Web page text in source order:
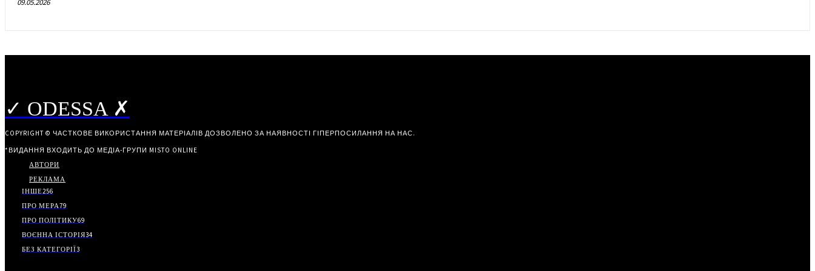
09.05.2026
✓ ODESSA ✗
COPYRIGHT © ЧАСТКОВЕ ВИКОРИСТАННЯ МАТЕРІАЛІВ ДОЗВОЛЕНО ЗА НАЯВНОСТІ ГІПЕРПОСИЛАННЯ НА НАС.
*ВИДАННЯ ВХОДИТЬ ДО МЕДІА-ГРУПИ MISTO ONLINE
АВТОРИ
РЕКЛАМА
ІНШЕ256
ПРО МЕРА79
ПРО ПОЛІТИКУ69
ВОЄННА ІСТОРІЯ34
БЕЗ КАТЕГОРІЇ3